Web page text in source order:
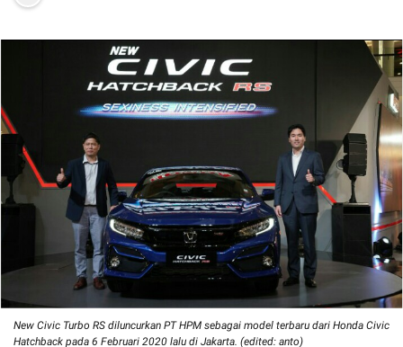
New Civic Turbo RS diluncurkan PT HPM sebagai model terbaru dari Honda Civic
Hatchback pada 6 Februari 2020 lalu di Jakarta. (edited: anto)